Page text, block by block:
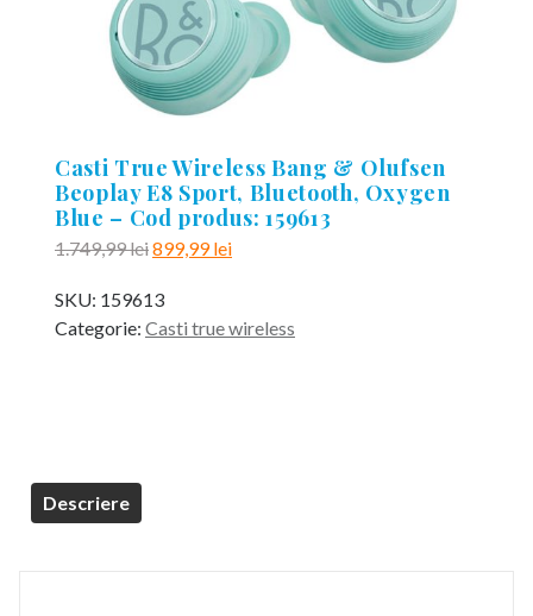
Casti True Wireless Bang & Olufsen
Beoplay E8 Sport, Bluetooth, Oxygen
Blue – Cod produs: 159613
1.749,99leiPrețul
a
fost:
899,99leiPrețul
899,99 lei.
SKU: 159613
Categorie: Casti true wireless
Descriere